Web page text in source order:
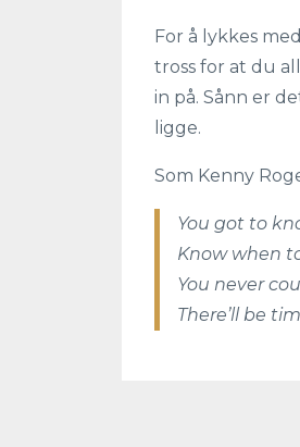
For å lykkes
tross for at du
in på. Sånn er
ligge.
Som Kenny
You got to
Know when
You never
There’ll be